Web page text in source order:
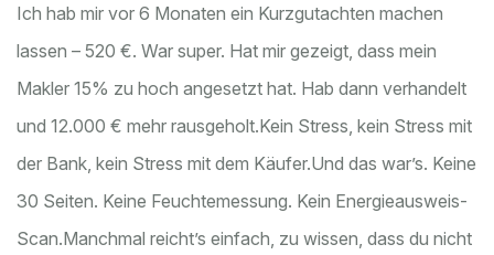
Ich hab mir vor 6 Monaten ein Kurzgutachten machen
lassen – 520 €. War super. Hat mir gezeigt, dass mein
Makler 15% zu hoch angesetzt hat. Hab dann verhandelt
und 12.000 € mehr rausgeholt.Kein Stress, kein Stress mit
der Bank, kein Stress mit dem Käufer.Und das war’s. Keine
30 Seiten. Keine Feuchtemessung. Kein Energieausweis-
Scan.Manchmal reicht’s einfach, zu wissen, dass du nicht